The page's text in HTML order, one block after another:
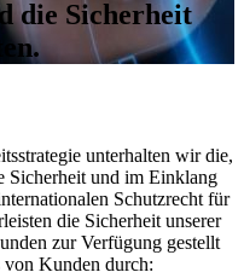
die Sicherheit
unterhalten wir die,
Sicherheit und im Einklang
Schutzrecht für
die Sicherheit unserer
zur Verfügung gestellt
von Kunden durch: